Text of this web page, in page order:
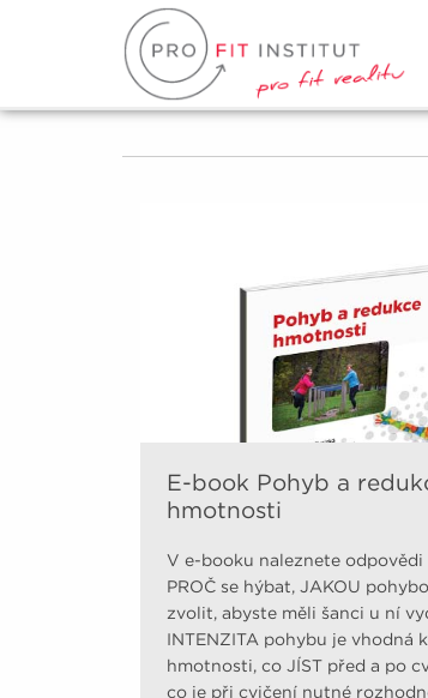
E-book Pohyb a
hmotnosti
V e-booku naleznete odpovědi
PROČ se hýbat, JAKOU
zvolit, abyste měli šanci u ní
INTENZITA pohybu je vhodná
hmotnosti, co JÍST před a po
co je při cvičení nutné